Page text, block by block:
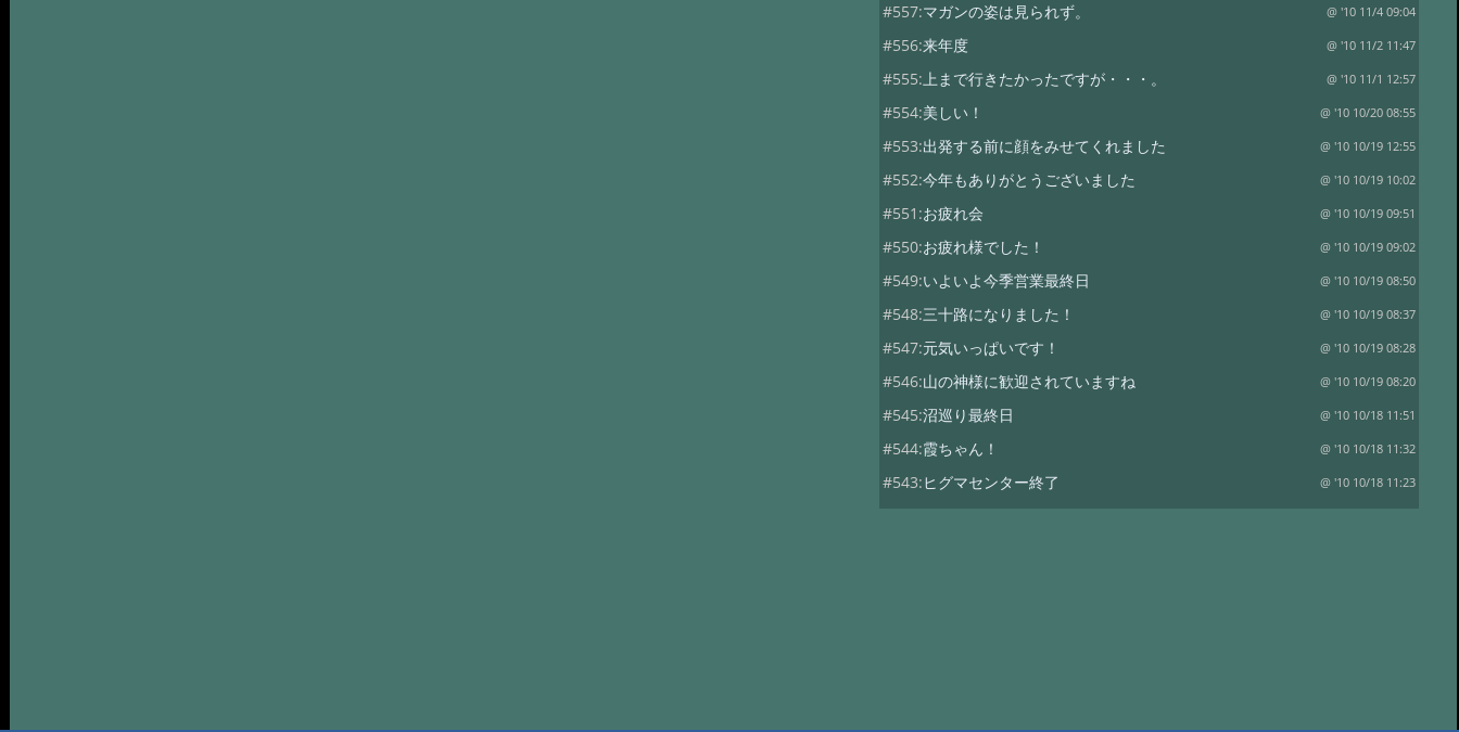
#557:マガンの姿は見られず。 @ '10 11/4 09:04
#556:来年度 @ '10 11/2 11:47
#555:上まで行きたかったですが・・・。 @ '10 11/1 12:57
#554:美しい！ @ '10 10/20 08:55
#553:出発する前に顔をみせてくれました @ '10 10/19 12:55
#552:今年もありがとうございました @ '10 10/19 10:02
#551:お疲れ会 @ '10 10/19 09:51
#550:お疲れ様でした！ @ '10 10/19 09:02
#549:いよいよ今季営業最終日 @ '10 10/19 08:50
#548:三十路になりました！ @ '10 10/19 08:37
#547:元気いっぱいです！ @ '10 10/19 08:28
#546:山の神様に歓迎されていますね @ '10 10/19 08:20
#545:沼巡り最終日 @ '10 10/18 11:51
#544:霞ちゃん！ @ '10 10/18 11:32
#543:ヒグマセンター終了 @ '10 10/18 11:23
#542:山荘の周りは紅葉がきれいです